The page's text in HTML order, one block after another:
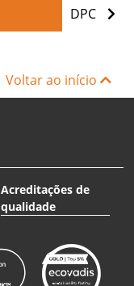
DPC
Voltar ao início
Acreditações de
qualidade